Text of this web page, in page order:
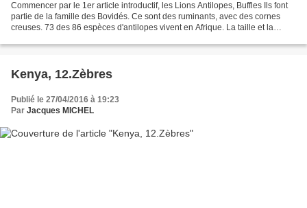
Commencer par le 1er article introductif, les Lions Antilopes, Buffles Ils font
partie de la famille des Bovidés. Ce sont des ruminants, avec des cornes
creuses. 73 des 86 espèces d'antilopes vivent en Afrique. La taille et la
Kenya, 12.Zèbres
Publié le 27/04/2016 à 19:23
Par Jacques MICHEL